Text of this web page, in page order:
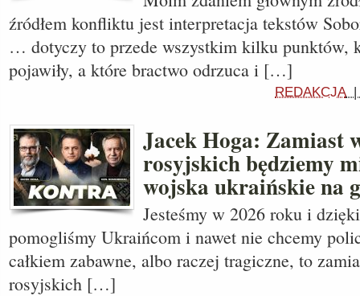
źródłem konfliktu jest interpretacja tekstów
… dotyczy to przede wszystkim kilku punktów,
pojawiły, a które bractwo odrzuca i […]
REDAKCJA
Jacek Hoga: Zamiast
rosyjskich będziemy
wojska ukraińskie na
Jesteśmy w 2026 roku i
pomogliśmy Ukraińcom i nawet nie chcemy
całkiem zabawne, albo raczej tragiczne, to
rosyjskich […]